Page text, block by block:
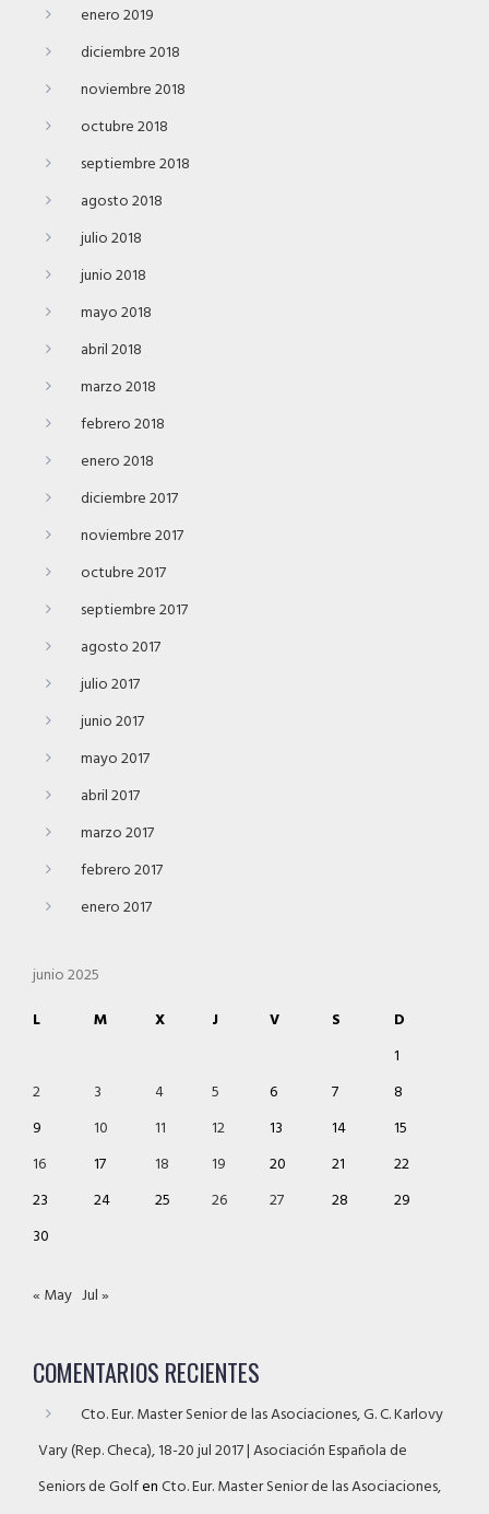
enero 2019
diciembre 2018
noviembre 2018
octubre 2018
septiembre 2018
agosto 2018
julio 2018
junio 2018
mayo 2018
abril 2018
marzo 2018
febrero 2018
enero 2018
diciembre 2017
noviembre 2017
octubre 2017
septiembre 2017
agosto 2017
julio 2017
junio 2017
mayo 2017
abril 2017
marzo 2017
febrero 2017
enero 2017
junio 2025
L
M X J V S
D
1
2
3 4 5 6 7
8
9
10 11 12 13 14
15
16
17 18 19 20 21
22
23
24 25 26 27 28
29
30
« May Jul »
COMENTARIOS RECIENTES
Cto. Eur. Master Senior de las Asociaciones, G. C. Karlovy
Vary (Rep. Checa), 18-20 jul 2017 | Asociación Española de
Seniors de GolfenCto. Eur. Master Senior de las Asociaciones,